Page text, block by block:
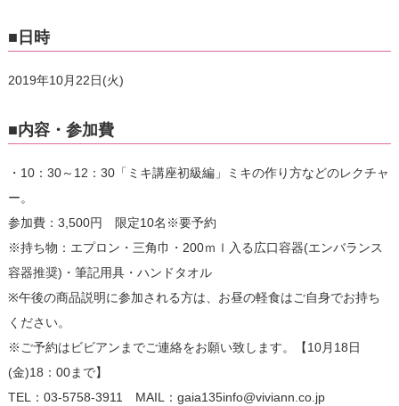
■日時
2019年10月22日(火)
■内容・参加費
・10：30～12：30「ミキ講座初級編」ミキの作り方などのレクチャ
ー。
参加費：3,500円 限定10名※要予約
※持ち物：エプロン・三角巾・200ｍｌ入る広口容器(エンバランス
容器推奨)・筆記用具・ハンドタオル
※午後の商品説明に参加される方は、お昼の軽食はご自身でお持ち
ください。
※ご予約はビビアンまでご連絡をお願い致します。【10月18日
(金)18：00まで】
TEL：03-5758-3911 MAIL：gaia135info@viviann.co.jp